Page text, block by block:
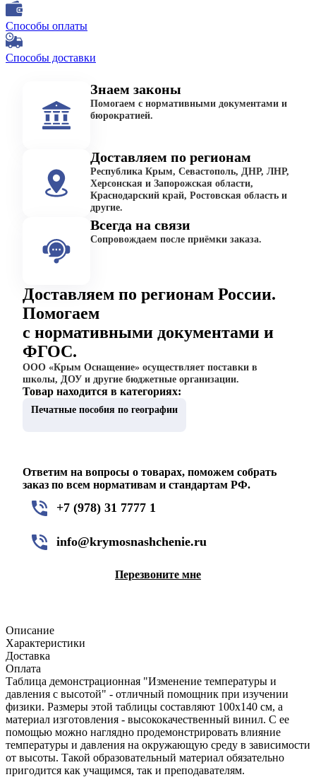
Способы оплаты
Способы доставки
Знаем законы
Помогаем с нормативными документами и
бюрократией.
Доставляем по регионам
Республика Крым, Севастополь, ДНР, ЛНР,
Херсонская и Запорожская области,
Краснодарский край, Ростовская область и
другие.
Всегда на связи
Сопровождаем после приёмки заказа.
Доставляем по регионам России.
Помогаем
с нормативными документами и
ФГОС.
ООО «Крым Оснащение» осуществляет поставки в
школы, ДОУ и другие бюджетные организации.
Товар находится в категориях:
Печатные пособия по географии
Ответим на вопросы о товарах, поможем собрать
заказ по всем нормативам и стандартам РФ.
+7 (978) 31 7777 1
info@krymosnashchenie.ru
Перезвоните мне
Описание
Характеристики
Доставка
Оплата
Таблица демонстрационная "Изменение температуры и
давления с высотой" - отличный помощник при изучении
физики. Размеры этой таблицы составляют 100х140 см, а
материал изготовления - высококачественный винил. С ее
помощью можно наглядно продемонстрировать влияние
температуры и давления на окружающую среду в зависимости
от высоты. Такой образовательный материал обязательно
пригодится как учащимся, так и преподавателям.